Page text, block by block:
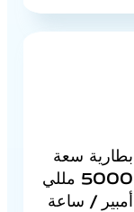
بطارية سعة
5000 مللي
أمبير / ساعة